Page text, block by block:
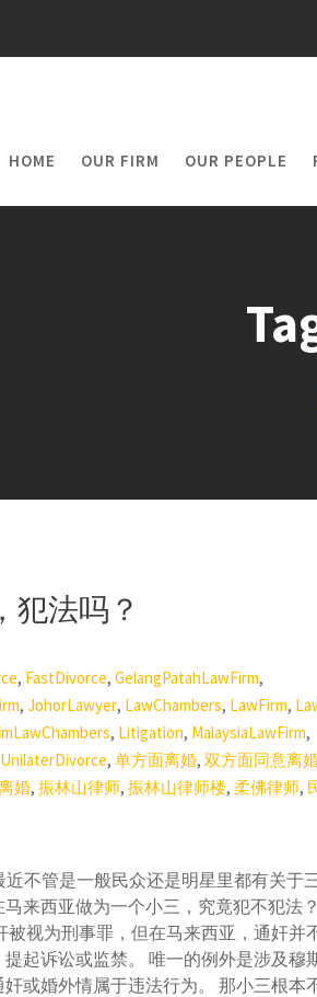
HOME OUR FIRM OUR PEOPLE
犯法吗？
, FastDivorce,GelangPatahLawFirm,
,JohorLawyer, LawChambers, LawFirm,
, Litigation, MalaysiaLawFirm,
UnilaterDivorce,单方面离婚,双方面同意离
婚,振林山律师,振林山律师楼,柔佛律师,
不管是一般民众还是明星里都有关于
来西亚做为一个小三，究竟犯不犯法
被视为刑事罪，但在马来西亚，通奸并
起诉讼或监禁。 唯一的例外是涉及穆
或婚外情属于违法行为。 那小三根本